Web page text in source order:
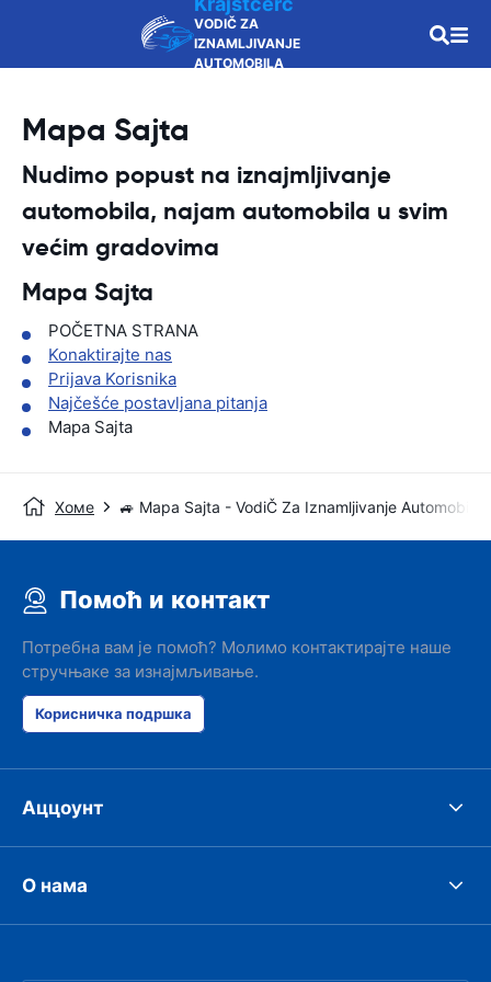
VODIČ ZA
IZNAMLJIVANJE
AUTOMOBILA
Mapa Sajta
Nudimo popust na iznajmljivanje
automobila, najam automobila u svim
većim gradovima
Mapa Sajta
POČETNA STRANA
Konaktirajte nas
Prijava Korisnika
Najčešće postavljana pitanja
Mapa Sajta
Хоме 🚙 Mapa Sajta - VodiČ Za Iznamljivanje Automobila
Помоћ и контакт
Потребна вам је помоћ? Молимо контактирајте наше
стручњаке за изнајмљивање.
Корисничка подршка
Аццоунт
О нама